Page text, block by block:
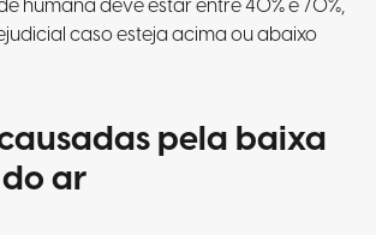
humana deve estar entre 40% e 70%,
caso esteja acima ou abaixo
pela baixa
ar